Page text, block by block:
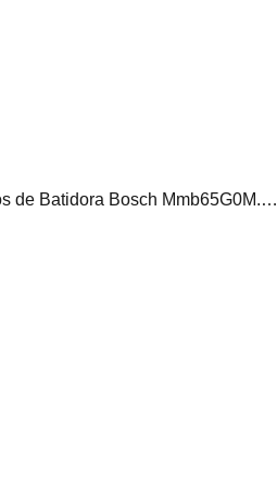
de Batidora Bosch Mmb65G0M.…